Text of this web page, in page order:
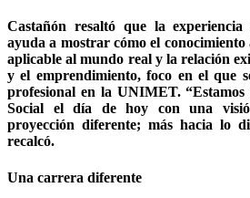
Castañón resaltó que la
ayuda a mostrar cómo el conocimiento
aplicable al mundo real y la relación
y el emprendimiento, foco en el que
profesional en la UNIMET.
Social el día de hoy con una
proyección diferente; más hacia lo
recalcó.
Una carrera diferente